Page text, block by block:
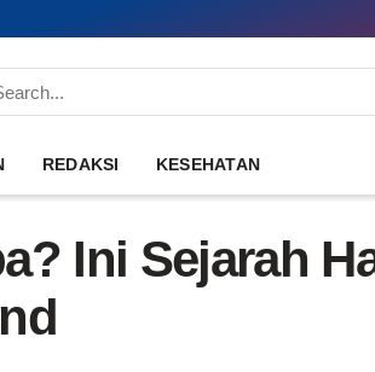
REDAKSI KESEHATAN
Ini Sejarah